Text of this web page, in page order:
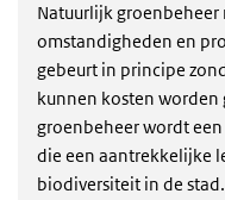
Natuurlijk
omstandigheden en
gebeurt in principe
kunnen kosten
groenbeheer wordt
die een aantrekkelijke
biodiversiteit in de stad.